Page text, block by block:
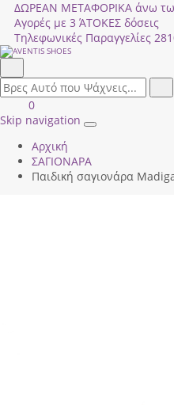
ΔΩΡΕΑΝ ΜΕΤΑΦΟΡΙΚΑ άνω των
Αγορές με 3 ΆΤΟΚΕΣ δόσεις
Τηλεφωνικές Παραγγελίες
field.search
Είσοδος
|
ΚΑΛΑΘΙ
ΑΓΟΡΩΝ
0
Skip navigation
Toggle
Αρχική
ΣΑΓΙΟΝΑΡΑ
Παιδική σαγιονάρα